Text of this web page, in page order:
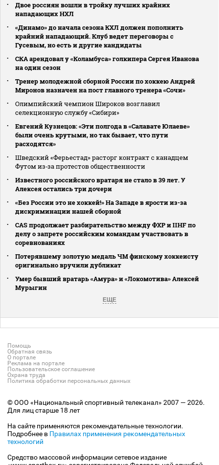
Двое россиян вошли в тройку лучших крайних
нападающих НХЛ
«Динамо» до начала сезона КХЛ должен пополнить
крайний нападающий. Клуб ведет переговоры с
Гусевым, но есть и другие кандидаты
СКА арендовал у «Коламбуса» голкипера Сергея Иванова
на один сезон
Тренер молодежной сборной России по хоккею Андрей
Миронов назначен на пост главного тренера «Сочи»
Олимпийский чемпион Широков возглавил
селекционную службу «Сибири»
Евгений Кузнецов: «Эти полгода в «Салавате Юлаеве»
были очень крутыми, но так бывает, что пути
расходятся»
Шведский «Ферьестад» расторг контракт с канадцем
Футом из‑за протестов общественности
Известного российского вратаря не стало в 39 лет. У
Алексея остались три дочери
«Без России это не хоккей!» На Западе в ярости из-за
дискриминации нашей сборной
CAS продолжает разбирательство между ФХР и IIHF по
делу о запрете российским командам участвовать в
соревнованиях
Потерявшему золотую медаль ЧМ финскому хоккеисту
оригинально вручили дубликат
Умер бывший вратарь «Амура» и «Локомотива» Алексей
Мурыгин
ЕЩЕ
Помощь
Обратная связь
О портале
Реклама на портале
Пользовательское соглашение
Охрана труда
Политика обработки персональных данных
© ООО «Национальный спортивный телеканал» 2007 — 2026.
Для лиц старше 18 лет
На сайте применяются рекомендательные технологии.
Подробнее в Правилах применения рекомендательных
технологий
Средство массовой информации сетевое издание